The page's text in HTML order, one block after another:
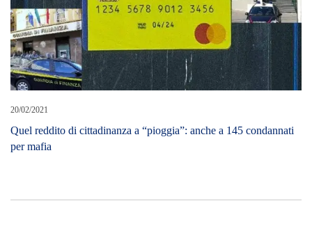
20/02/2021
Quel reddito di cittadinanza a “pioggia”: anche a 145 condannati
per mafia